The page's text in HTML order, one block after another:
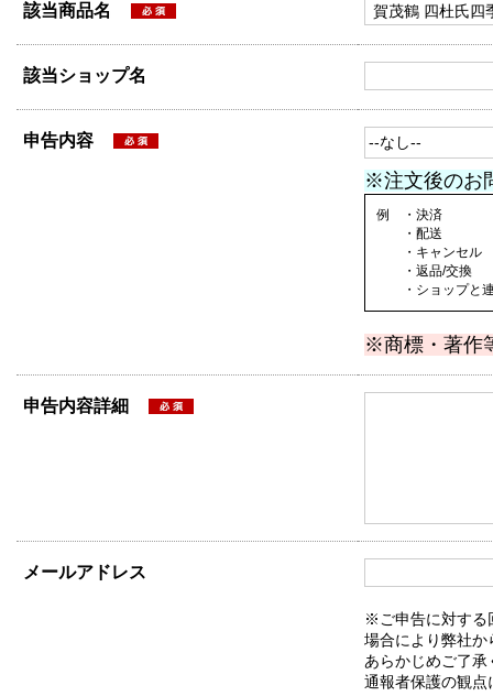
該当商品名
該当ショップ名
申告内容
※注文後のお
例 ・決済
・配送
・キャンセル
・返品/交換
・ショップと連
※商標・著作
申告内容詳細
メールアドレス
※ご申告に対する
場合により弊社か
あらかじめご了承
通報者保護の観点